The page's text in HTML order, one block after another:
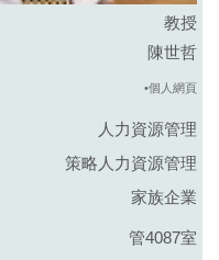
教授
陳世哲
•個人網頁
人力資源管理
策略人力資源管理
家族企業
管4087室